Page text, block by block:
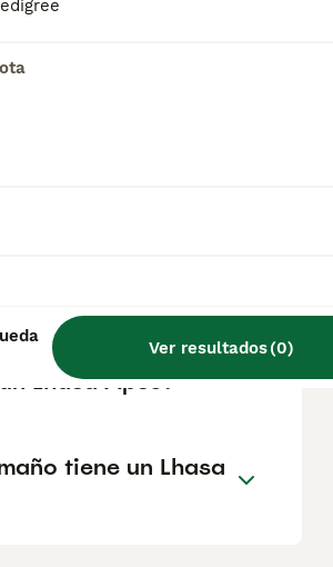
Ver resultados(0)
el carácter de
las ventajas y
la esperanza de
Lhasa Apso?
tiene un Lhasa